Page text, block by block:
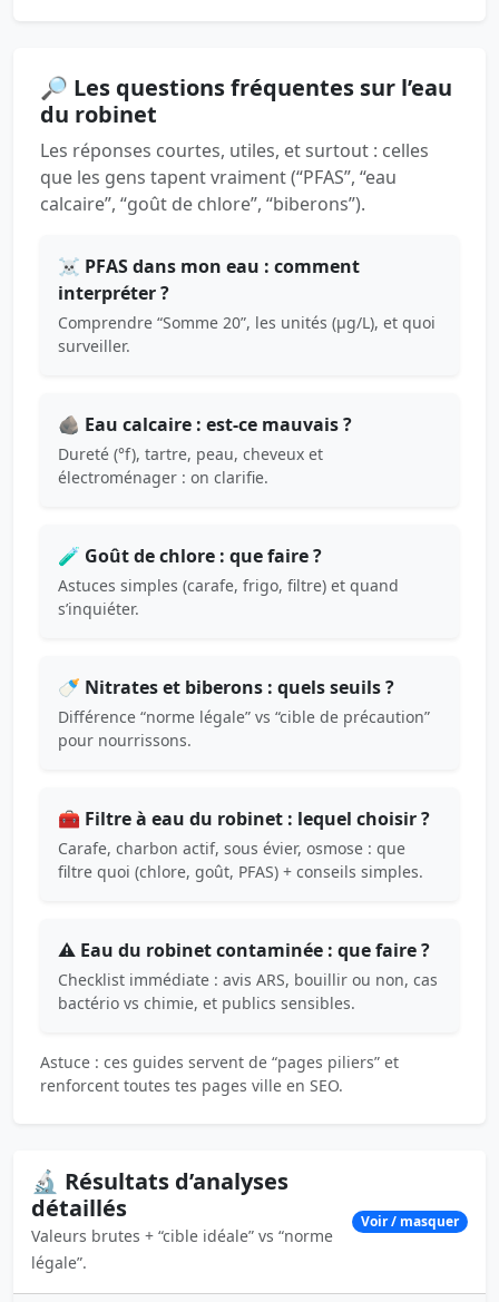
🔎 Les questions fréquentes sur l’eau
du robinet
Les réponses courtes, utiles, et surtout : celles
que les gens tapent vraiment (“PFAS”, “eau
calcaire”, “goût de chlore”, “biberons”).
☠️ PFAS dans mon eau : comment
interpréter ?
Comprendre “Somme 20”, les unités (µg/L), et quoi
surveiller.
🪨 Eau calcaire : est-ce mauvais ?
Dureté (°f), tartre, peau, cheveux et
électroménager : on clarifie.
🧪 Goût de chlore : que faire ?
Astuces simples (carafe, frigo, filtre) et quand
s’inquiéter.
🍼 Nitrates et biberons : quels seuils ?
Différence “norme légale” vs “cible de précaution”
pour nourrissons.
🧰 Filtre à eau du robinet : lequel choisir ?
Carafe, charbon actif, sous évier, osmose : que
filtre quoi (chlore, goût, PFAS) + conseils simples.
⚠️ Eau du robinet contaminée : que faire ?
Checklist immédiate : avis ARS, bouillir ou non, cas
bactério vs chimie, et publics sensibles.
Astuce : ces guides servent de “pages piliers” et
renforcent toutes tes pages ville en SEO.
🔬 Résultats d’analyses
détaillés
Valeurs brutes + “cible idéale” vs “norme
légale”.
Voir / masquer